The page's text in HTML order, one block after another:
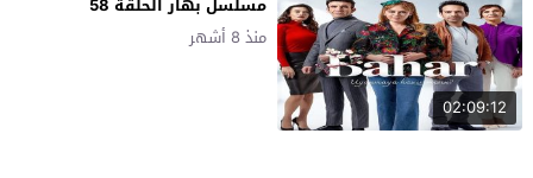
02:09:12
منذ 8 أشهر